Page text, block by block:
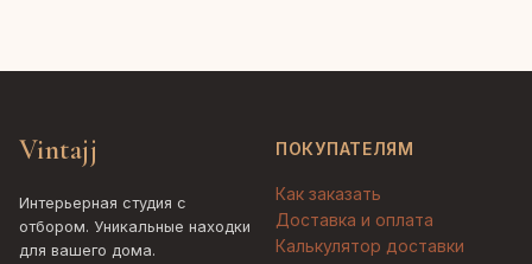
Vintajj
Интерьерная студия с
отбором. Уникальные находки
для вашего дома.
ПОКУПАТЕЛЯМ
Как заказать
Доставка и оплата
Калькулятор доставки